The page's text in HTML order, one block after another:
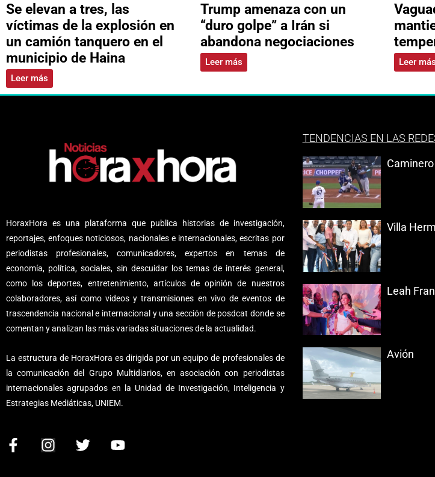
Se elevan a tres, las
víctimas de la explosión en
un camión tanquero en el
municipio de Haina
Leer más
Trump amenaza con un
“duro golpe” a Irán si
abandona negociaciones
Leer más Leer más
HoraxHora es una plataforma que publica historias de investigación,
reportajes, enfoques noticiosos, nacionales e internacionales, escritas por
periodistas profesionales, comunicadores, expertos en temas de
economía, política, sociales, sin descuidar los temas de interés general,
como los deportes, entretenimiento, artículos de opinión de nuestros
colaboradores, así como videos y transmisiones en vivo de eventos de
trascendencia nacional e internacional y una sección de posdcat donde se
comentan y analizan las más variadas situaciones de la actualidad.
La estructura de HoraxHora es dirigida por un equipo de profesionales de
la comunicación del Grupo Multidiarios, en asociación con periodistas
internacionales agrupados en la Unidad de Investigación, Inteligencia y
Estrategias Mediáticas, UNIEM.
F
I
T
Y
TENDENCIAS EN LAS
Caminero
Villa
Leah
Avión